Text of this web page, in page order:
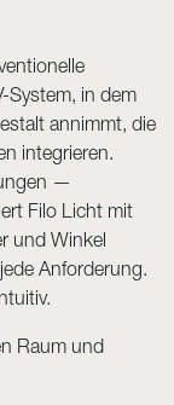
System, in dem
annimmt, die
integrieren.
—
Filo Licht mit
und Winkel
Anforderung.
Raum und